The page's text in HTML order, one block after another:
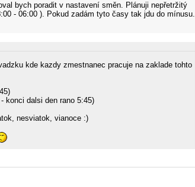
bych poradit v nastavení směn. Plánuji nepřetržitý
- 06:00 ). Pokud zadám tyto časy tak jdu do mínusu.
kde kazdy zmestnanec pracuje na zaklade tohto
konci dalsi den rano 5:45)
nesviatok, vianoce :)